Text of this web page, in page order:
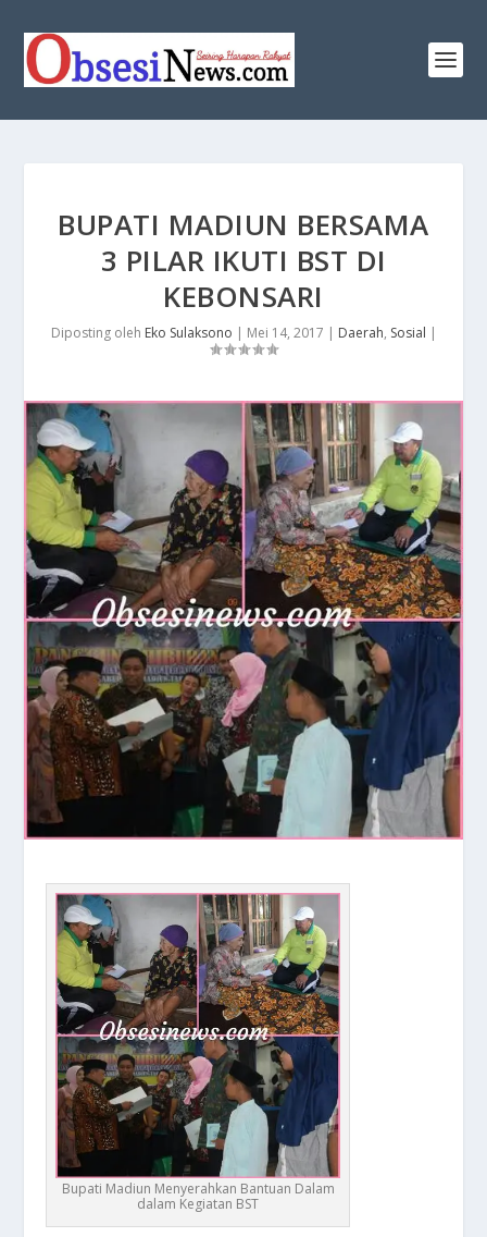
BUPATI MADIUN BERSAMA
3 PILAR IKUTI BST DI
KEBONSARI
Diposting oleh Eko Sulaksono | Mei 14, 2017 | Daerah, Sosial |
Bupati Madiun Menyerahkan Bantuan Dalam
dalam Kegiatan BST